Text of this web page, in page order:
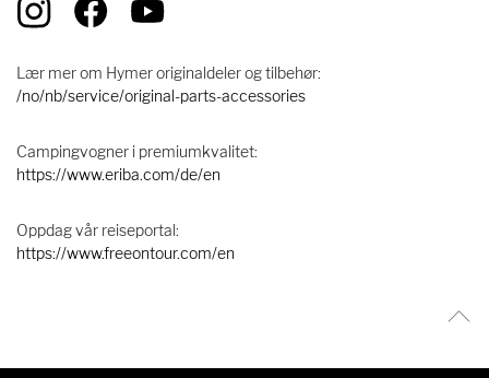
Lær mer om Hymer originaldeler og tilbehør:
/no/nb/service/original-parts-accessories
Campingvogner i premiumkvalitet:
https://www.eriba.com/de/en
Oppdag vår reiseportal:
https://www.freeontour.com/en